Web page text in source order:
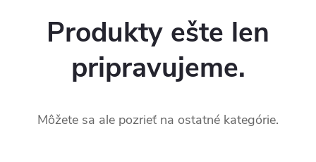
Produkty ešte len
pripravujeme.
Môžete sa ale pozrieť na ostatné kategórie.